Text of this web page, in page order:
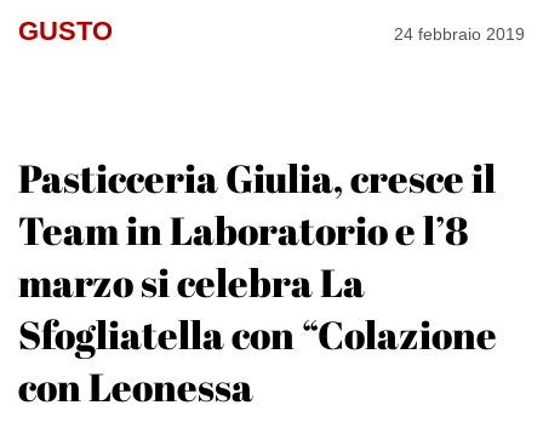
GUSTO 24 febbraio 2019
Pasticceria Giulia, cresce il
Team in Laboratorio e l’8
marzo si celebra La
Sfogliatella con “Colazione
con Leonessa